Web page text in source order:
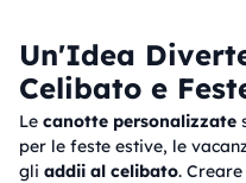
Un'Idea
Celibato e
Le canotte personalizzate
per le feste estive, le
gli addii al celibato.